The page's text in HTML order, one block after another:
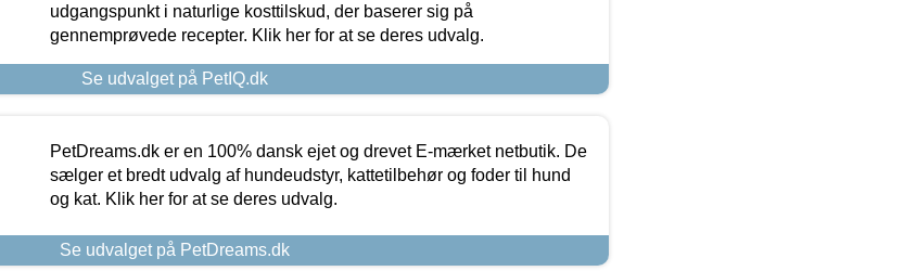
udgangspunkt i naturlige kosttilskud, der baserer sig på
gennemprøvede recepter. Klik her for at se deres udvalg.
Se udvalget på PetIQ.dk
PetDreams.dk er en 100% dansk ejet og drevet E-mærket netbutik. De
sælger et bredt udvalg af hundeudstyr, kattetilbehør og foder til hund
og kat. Klik her for at se deres udvalg.
Se udvalget på PetDreams.dk